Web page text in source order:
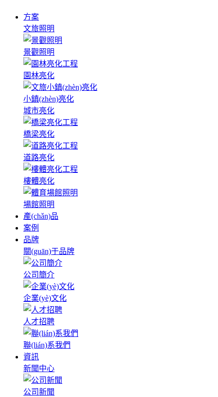
方案
文旅照明
景觀照明
園林亮化
小鎮(zhèn)亮化
城市亮化
橋梁亮化
道路亮化
樓體亮化
場館照明
產(chǎn)品
案例
品牌
關(guān)于品牌
公司簡介
企業(yè)文化
人才招聘
聯(lián)系我們
資訊
新聞中心
公司新聞